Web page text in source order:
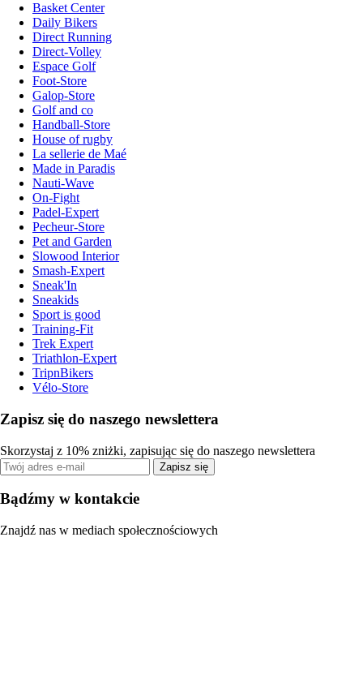
Basket Center
Daily Bikers
Direct Running
Direct-Volley
Espace Golf
Foot-Store
Galop-Store
Golf and co
Handball-Store
House of rugby
La sellerie de Maé
Made in Paradis
Nauti-Wave
On-Fight
Padel-Expert
Pecheur-Store
Pet and Garden
Slowood Interior
Smash-Expert
Sneak'In
Sneakids
Sport is good
Training-Fit
Trek Expert
Triathlon-Expert
TripnBikers
Vélo-Store
Zapisz się do naszego newslettera
Skorzystaj z 10% zniżki, zapisując się do naszego newslettera
Zapisz się
Bądźmy w kontakcie
Znajdź nas w mediach społecznościowych